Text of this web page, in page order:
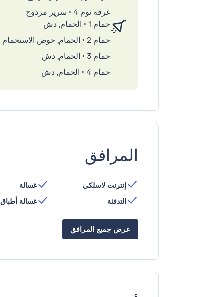
غرفة نوم 4
• سرير مزدوج
حمام 1
• الحمام, دش
حمام 2
• الحمام, حوض الاستحمام
حمام 3
• الحمام, دش
حمام 4
• الحمام, دش
المرافق
إنترنت لاسلكي
التدفئة
غسالة
غسالة أطباق
عرض جميع المرافق